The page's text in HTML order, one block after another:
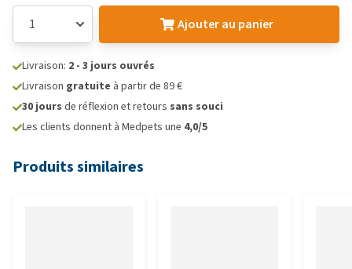
Ajouter au panier
Livraison: 2 - 3 jours ouvrés
Livraison gratuite à partir de 89 €
30 jours de réflexion et retours sans souci
Les clients donnent à Medpets une 4,0/5
Produits similaires